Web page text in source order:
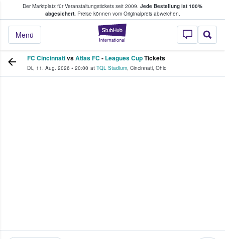
Der Marktplatz für Veranstaltungstickets seit 2009. Jede Bestellung ist 100%
abgesichert.Preise können vom Originalpreis abweichen.
StubHub - Wo
Menü
Tickets kaufen & verkaufen
FC CincinnativsAtlas FC - Leagues CupTickets
Di., 11. Aug. 2026 • 20:00 at TQL Stadium, Cincinnati, Ohio